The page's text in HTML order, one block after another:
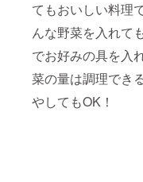
てもおいしい料理
んな野菜を入れて
でお好みの具を入
菜の量は調理でき
やしてもOK！